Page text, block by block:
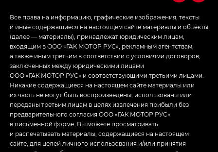
Все права на информацию, графические изображения, тексты
и иные содержащиеся на настоящем сайте материалы и объекты
(далее — материалы), принадлежат юридическим лицам,
входящим в ООО «ГАК МОТОР РУС», рекламным агентствам,
а также иным третьим в соответствии с условиями договоров,
заключенных между юридическими лицами
ООО «ГАК МОТОР РУС» и соответствующими третьими лицами.
Никакие содержащиеся на настоящем сайте материалы или
их часть не могут быть воспроизведены, использованы или
переданы третьим лицам в целях извлечения прибыли без
предварительного согласия ООО «ГАК МОТОР РУС»
в письменной форме. Вы можете просматривать
и распечатывать материалы, содержащиеся на настоящем
сайте, для целей личного использования и/или принятия